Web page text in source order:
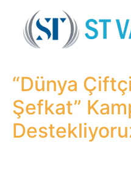
“Dünya
Şefkat”